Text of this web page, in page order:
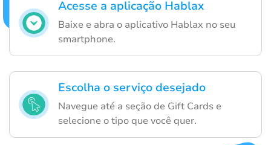
Acesse a aplicação Hablax
Baixe e abra o aplicativo Hablax no seu
smartphone.
Escolha o serviço desejado
Navegue até a seção de Gift Cards e
selecione o tipo que você quer.